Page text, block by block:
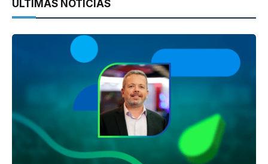
ÚLTIMAS NOTÍCIAS